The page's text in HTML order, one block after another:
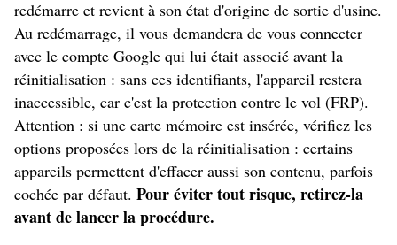
redémarre et revient à son état d'origine de sortie d'usine.
Au redémarrage, il vous demandera de vous connecter
avec le compte Google qui lui était associé avant la
réinitialisation : sans ces identifiants, l'appareil restera
inaccessible, car c'est la protection contre le vol (FRP).
Attention : si une carte mémoire est insérée, vérifiez les
options proposées lors de la réinitialisation : certains
appareils permettent d'effacer aussi son contenu, parfois
cochée par défaut. Pour éviter tout risque, retirez-la
avant de lancer la procédure.